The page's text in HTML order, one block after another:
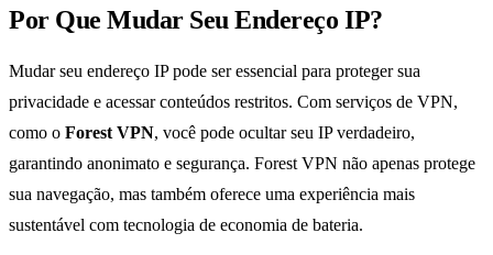
Por Que Mudar Seu Endereço IP?
Mudar seu endereço IP pode ser essencial para proteger sua
privacidade e acessar conteúdos restritos. Com serviços de VPN,
como o Forest VPN, você pode ocultar seu IP verdadeiro,
garantindo anonimato e segurança. Forest VPN não apenas protege
sua navegação, mas também oferece uma experiência mais
sustentável com tecnologia de economia de bateria.